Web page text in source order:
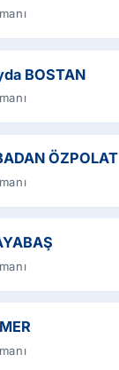
BOSTAN
ÖZPOLAT